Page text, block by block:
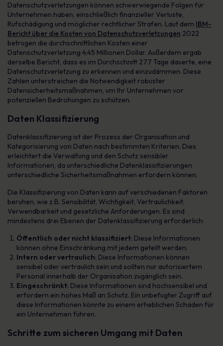
Datenschutzverletzungen können schwerwiegende Folgen für
Unternehmen haben, einschließlich finanzieller Verluste,
Rufschädigung und möglicher rechtlicher Strafen. Laut dem IBM-
Bericht über die Kosten von Datenschutzverletzungen 2022
betrugen die durchschnittlichen Kosten einer
Datenschutzverletzung 4,45 Millionen Dollar. Außerdem ergab
derselbe Bericht, dass es im Durchschnitt 277 Tage dauerte, eine
Datenschutzverletzung zu erkennen und einzudämmen. Diese
Zahlen unterstreichen die Notwendigkeit robuster
Datensicherheitsmaßnahmen, um Ihr Unternehmen vor
potenziellen Bedrohungen zu schützen.
Daten Klassifizierung
Datenklassifizierung ist der Prozess der Organisation und
Kategorisierung von Daten nach bestimmten Kriterien. Dies
erleichtert die Verwaltung und den Schutz sensibler
Informationen, da unterschiedliche Datenklassifizierungen
unterschiedliche Sicherheitsmaßnahmen erfordern können.
Die Klassifizierung von Daten kann auf verschiedenen Faktoren
beruhen, wie z.B. Sensibilität, Wichtigkeit, Vertraulichkeit,
Verwendbarkeit und gesetzliche Anforderungen. Es sind
mindestens drei Ebenen der Datenklassifizierung erforderlich:
Öffentlich oder nicht klassifiziert: Diese Informationen
können ohne Einschränkung mit jedem geteilt werden.
Intern oder vertraulich: Diese Informationen können
sensibel oder vertraulich sein und sollten nur autorisiertem
Personal innerhalb der Organisation zugänglich sein.
Eingeschränkt: Diese Informationen sind hochsensibel und
erfordern ein hohes Maß an Schutz. Ein unbefugter Zugriff auf
diese Informationen könnte zu einem erheblichen Schaden für
ein Unternehmen führen.
Schritte zum sicheren Umgang mit Daten